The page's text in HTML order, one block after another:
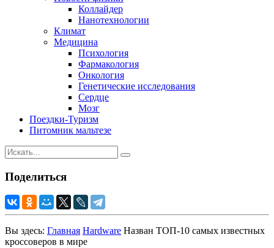
Коллайдер
Нанотехнологии
Климат
Медицина
Психология
Фармакология
Онкология
Генетические исследования
Сердце
Мозг
Поездки-Туризм
Питомник мальтезе
Поделиться
Вы здесь: Главная Hardware Назван ТОП-10 самых известных
кроссоверов в мире